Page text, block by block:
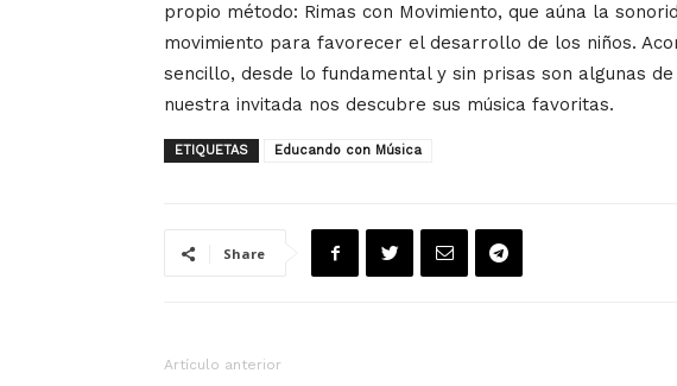
propio método: Rimas con Movimiento, que aúna la
movimiento para favorecer el desarrollo de los niños.
sencillo, desde lo fundamental y sin prisas son algunas
nuestra invitada nos descubre sus música favoritas.
ETIQUETAS Educando con Música
Share
Artículo anterior